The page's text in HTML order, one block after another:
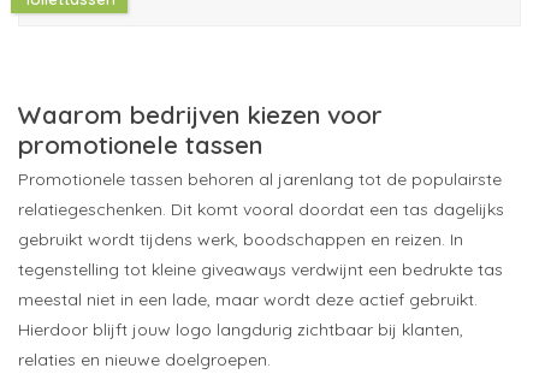
Waarom bedrijven kiezen voor
promotionele tassen
Promotionele tassen behoren al jarenlang tot de populairste
relatiegeschenken. Dit komt vooral doordat een tas dagelijks
gebruikt wordt tijdens werk, boodschappen en reizen. In
tegenstelling tot kleine giveaways verdwijnt een bedrukte tas
meestal niet in een lade, maar wordt deze actief gebruikt.
Hierdoor blijft jouw logo langdurig zichtbaar bij klanten,
relaties en nieuwe doelgroepen.